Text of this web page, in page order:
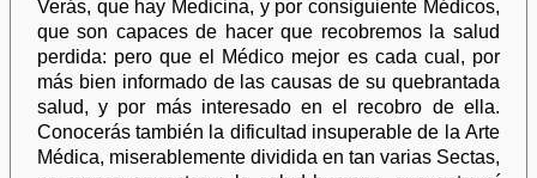
Verás, que hay Medicina, y por consiguiente Médicos,
que son capaces de hacer que recobremos la salud
perdida: pero que el Médico mejor es cada cual, por
más bien informado de las causas de su quebrantada
salud, y por más interesado en el recobro de ella.
Conocerás también la dificultad insuperable de la Arte
Médica, miserablemente dividida en tan varias Sectas,